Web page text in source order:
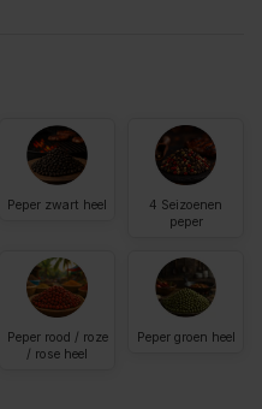
Peper zwart heel
4 Seizoenen
peper
Peper rood / roze
/ rose heel
Peper groen heel